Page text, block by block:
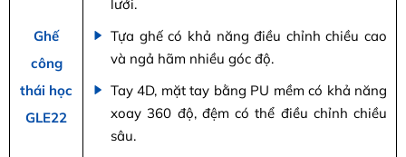
Ghế
công
thái học
GLE22
lưới.
Tựa ghế có khả năng điều chỉnh chiều cao
và ngả hãm nhiều góc độ.
Tay 4D, mặt tay bằng PU mềm có khả năng
xoay 360 độ, đệm có thể điều chỉnh chiều
sâu.